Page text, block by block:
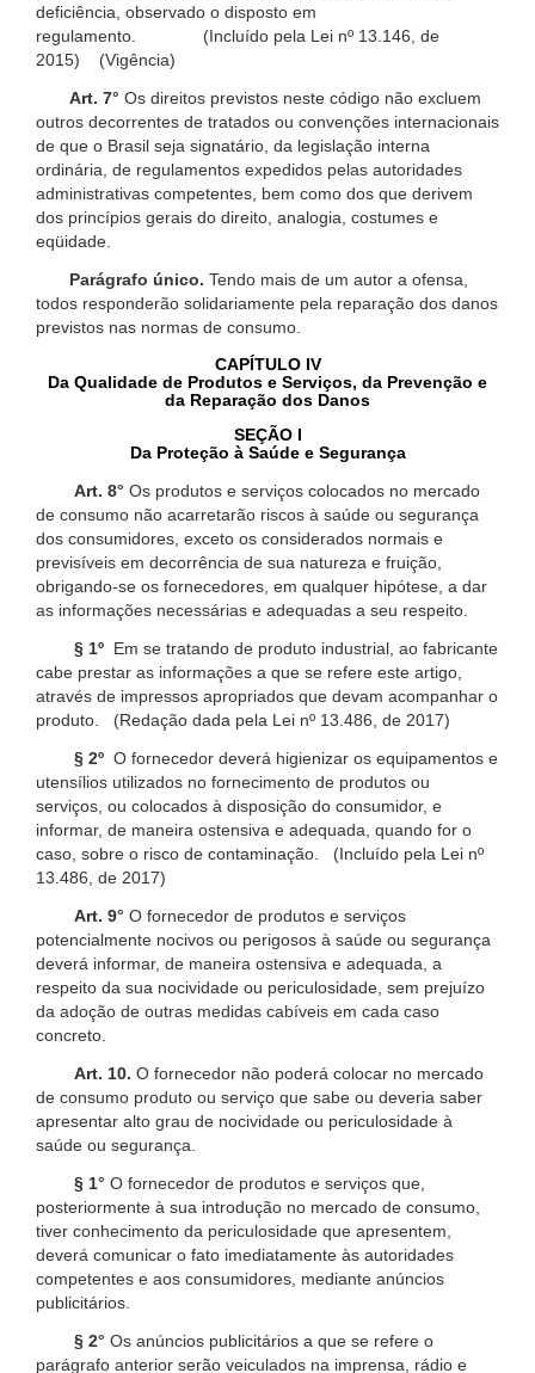
deficiência, observado o disposto em
regulamento. (Incluído pela Lei nº 13.146, de
2015) (Vigência)
Art. 7° Os direitos previstos neste código não excluem
outros decorrentes de tratados ou convenções internacionais
de que o Brasil seja signatário, da legislação interna
ordinária, de regulamentos expedidos pelas autoridades
administrativas competentes, bem como dos que derivem
dos princípios gerais do direito, analogia, costumes e
eqüidade.
Parágrafo único. Tendo mais de um autor a ofensa,
todos responderão solidariamente pela reparação dos danos
previstos nas normas de consumo.
CAPÍTULO IV
Da Qualidade de Produtos e Serviços, da Prevenção e
da Reparação dos Danos
SEÇÃO I
Da Proteção à Saúde e Segurança
Art. 8° Os produtos e serviços colocados no mercado
de consumo não acarretarão riscos à saúde ou segurança
dos consumidores, exceto os considerados normais e
previsíveis em decorrência de sua natureza e fruição,
obrigando-se os fornecedores, em qualquer hipótese, a dar
as informações necessárias e adequadas a seu respeito.
§ 1º Em se tratando de produto industrial, ao fabricante
cabe prestar as informações a que se refere este artigo,
através de impressos apropriados que devam acompanhar o
produto. (Redação dada pela Lei nº 13.486, de 2017)
§ 2º O fornecedor deverá higienizar os equipamentos e
utensílios utilizados no fornecimento de produtos ou
serviços, ou colocados à disposição do consumidor, e
informar, de maneira ostensiva e adequada, quando for o
caso, sobre o risco de contaminação. (Incluído pela Lei nº
13.486, de 2017)
Art. 9° O fornecedor de produtos e serviços
potencialmente nocivos ou perigosos à saúde ou segurança
deverá informar, de maneira ostensiva e adequada, a
respeito da sua nocividade ou periculosidade, sem prejuízo
da adoção de outras medidas cabíveis em cada caso
concreto.
Art. 10. O fornecedor não poderá colocar no mercado
de consumo produto ou serviço que sabe ou deveria saber
apresentar alto grau de nocividade ou periculosidade à
saúde ou segurança.
§ 1° O fornecedor de produtos e serviços que,
posteriormente à sua introdução no mercado de consumo,
tiver conhecimento da periculosidade que apresentem,
deverá comunicar o fato imediatamente às autoridades
competentes e aos consumidores, mediante anúncios
publicitários.
§ 2° Os anúncios publicitários a que se refere o
parágrafo anterior serão veiculados na imprensa, rádio e